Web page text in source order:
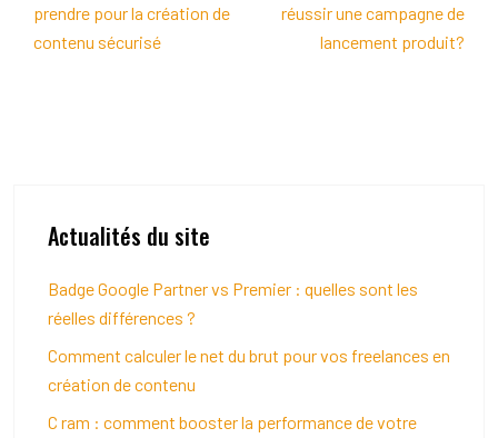
prendre pour la création de
contenu sécurisé
réussir une campagne de
lancement produit?
Actualités du site
Badge Google Partner vs Premier : quelles sont les
réelles différences ?
Comment calculer le net du brut pour vos freelances en
création de contenu
C ram : comment booster la performance de votre